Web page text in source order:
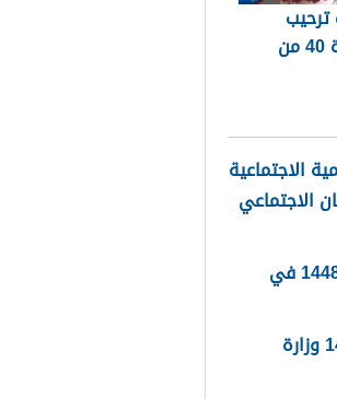
ترحيب
قصيرة 40 من
ترحيب
الاجتماعية
الاجتماعي
سلم الرواتب العام الجديد 1448 في
تحميل الدليل الإجرائي 1448 وزارة